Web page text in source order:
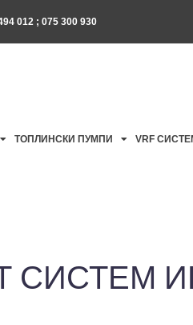
012 ; 075 300 930
ТОПЛИНСКИ ПУМПИ VRF
СИСТЕМ